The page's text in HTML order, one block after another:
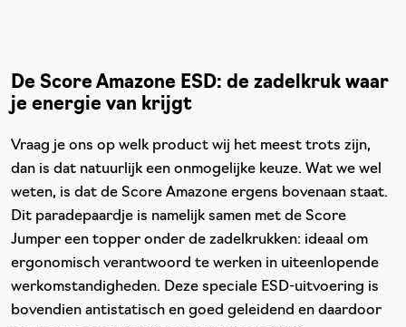
De Score Amazone ESD: de zadelkruk waar
je energie van krijgt
Vraag je ons op welk product wij het meest trots zijn,
dan is dat natuurlijk een onmogelijke keuze. Wat we wel
weten, is dat de Score Amazone ergens bovenaan staat.
Dit paradepaardje is namelijk samen met de Score
Jumper een topper onder de zadelkrukken: ideaal om
ergonomisch verantwoord te werken in uiteenlopende
werkomstandigheden. Deze speciale ESD-uitvoering is
bovendien antistatisch en goed geleidend en daardoor